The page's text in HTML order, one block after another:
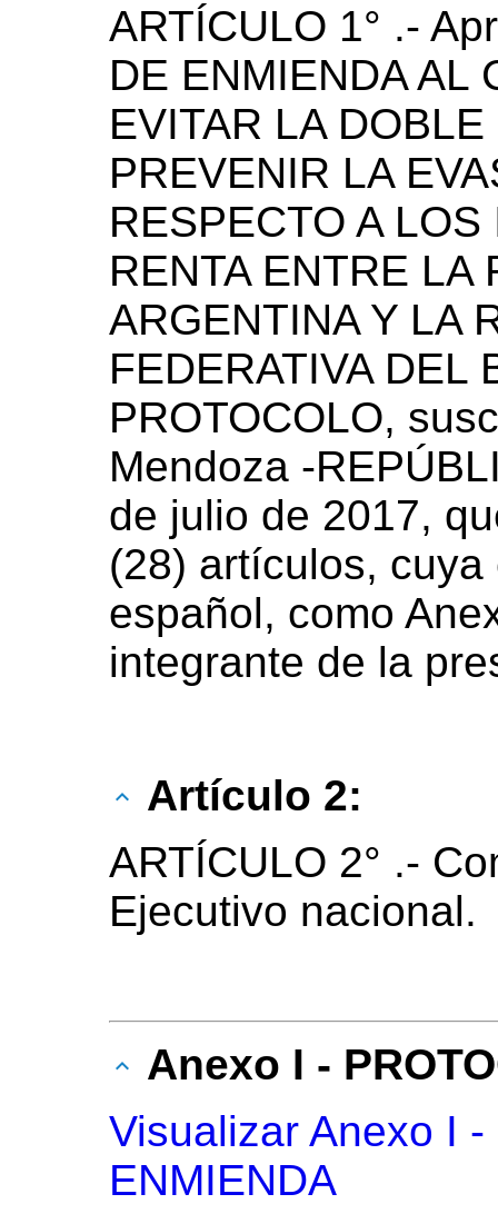
ARTÍCULO 1° .-
DE ENMIENDA AL
EVITAR LA
PREVENIR LA
RESPECTO A
RENTA ENTRE LA
ARGENTINA Y LA
FEDERATIVA DEL
PROTOCOLO,
Mendoza -
de julio de 2017,
(28) artículos,
español, como
integrante de la
Artículo 2:
ARTÍCULO 2° .-
Ejecutivo nacional.
Anexo I -
Visualizar Anexo I
ENMIENDA